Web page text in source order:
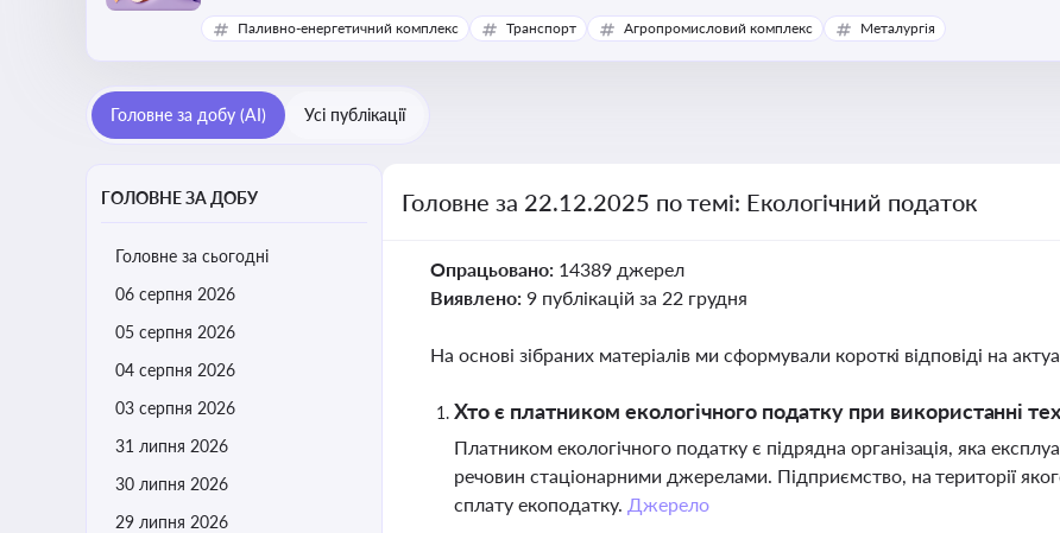
бізнесу, формування фінансової звітності та дотримання природоохоронного законодавства
Паливно-енергетичний комплекс Транспорт Агропромисловий комплекс Металургія
Головне за добу (AI) Усі публікації
ГОЛОВНЕ ЗА ДОБУ
Головне за сьогодні
06 серпня 2026
05 серпня 2026
04 серпня 2026
03 серпня 2026
31 липня 2026
30 липня 2026
29 липня 2026
Головне за 22.12.2025 по темі: Екологічний податок
Опрацьовано: 14389 джерел
Виявлено: 9 публікацій за 22 грудня
На основі зібраних матеріалів ми сформували короткі відповіді на
Хто є платником екологічного податку при використанні
Платником екологічного податку є підрядна організація, яка
речовин стаціонарними джерелами. Підприємство, на території
сплату екоподатку. Джерело